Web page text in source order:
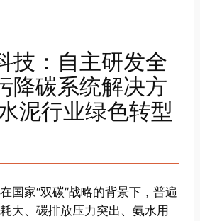
技：自主研发全
降碳系统解决方
泥行业绿色转型
国家“双碳”战略的背景下，普遍
大、碳排放压力突出、氨水用